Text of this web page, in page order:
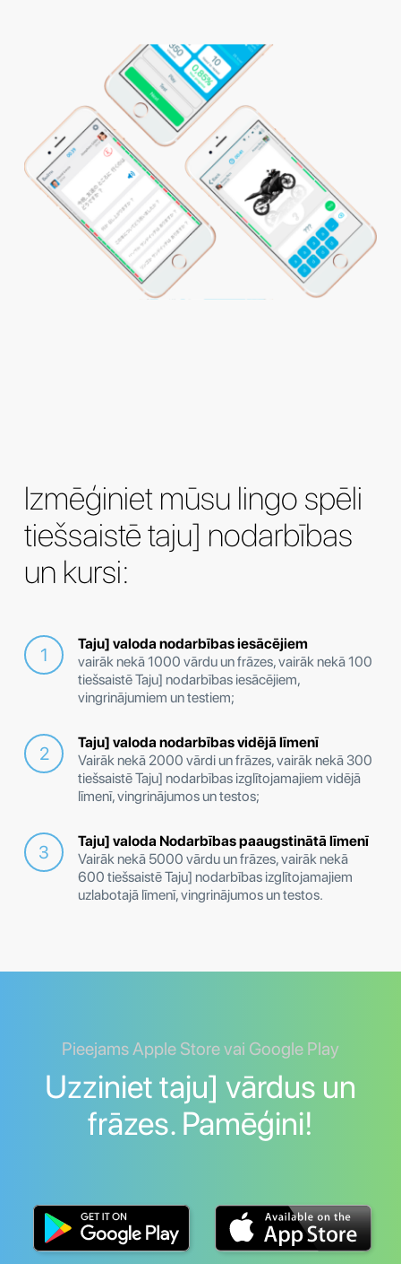
Izmēģiniet mūsu lingo spēli
tiešsaistē taju] nodarbības
un kursi:
Taju] valoda nodarbības iesācējiem
vairāk nekā 1000 vārdu un frāzes, vairāk nekā 100
tiešsaistē Taju] nodarbības iesācējiem,
vingrinājumiem un testiem;
Taju] valoda nodarbības vidējā līmenī
Vairāk nekā 2000 vārdi un frāzes, vairāk nekā 300
tiešsaistē Taju] nodarbības izglītojamajiem vidējā
līmenī, vingrinājumos un testos;
Taju] valoda Nodarbības paaugstinātā līmenī
Vairāk nekā 5000 vārdu un frāzes, vairāk nekā
600 tiešsaistē Taju] nodarbības izglītojamajiem
uzlabotajā līmenī, vingrinājumos un testos.
Pieejams Apple Store vai Google Play
Uzziniet taju] vārdus un
frāzes. Pamēģini!